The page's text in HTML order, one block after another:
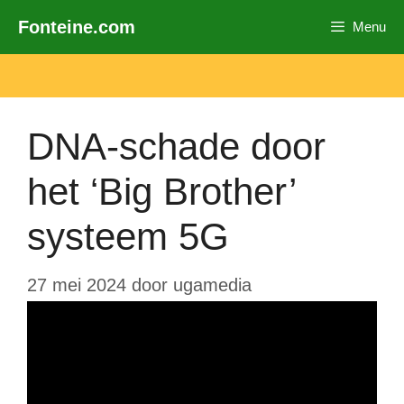
naar
inhoud
Fonteine.com Menu
DNA-schade door
het ‘Big Brother’
systeem 5G
27 mei 2024 door ugamedia